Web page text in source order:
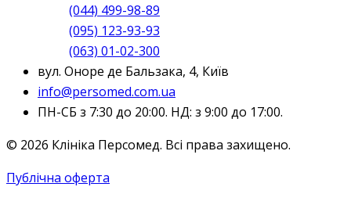
(044) 499-98-89
(095) 123-93-93
(063) 01-02-300
вул. Оноре де Бальзака, 4, Київ
info@persomed.com.ua
ПН-СБ з 7:30 до 20:00. НД: з 9:00 до 17:00.
© 2026 Клініка Персомед. Всі права захищено.
Публічна оферта